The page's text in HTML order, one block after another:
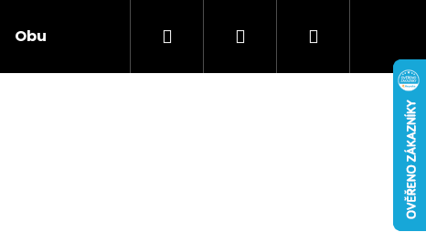
Obuv Smíšené zboží
Hledat PřihlášeníNákupní